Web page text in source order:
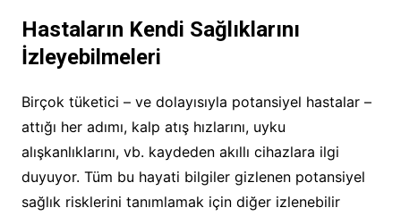
Hastaların Kendi Sağlıklarını
İzleyebilmeleri
Birçok tüketici – ve dolayısıyla potansiyel hastalar –
attığı her adımı, kalp atış hızlarını, uyku
alışkanlıklarını, vb. kaydeden akıllı cihazlara ilgi
duyuyor. Tüm bu hayati bilgiler gizlenen potansiyel
sağlık risklerini tanımlamak için diğer izlenebilir